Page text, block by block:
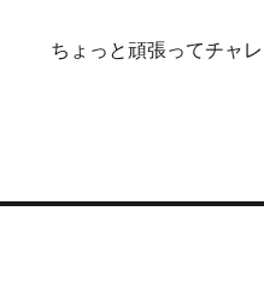
ちょっと頑張ってチャ